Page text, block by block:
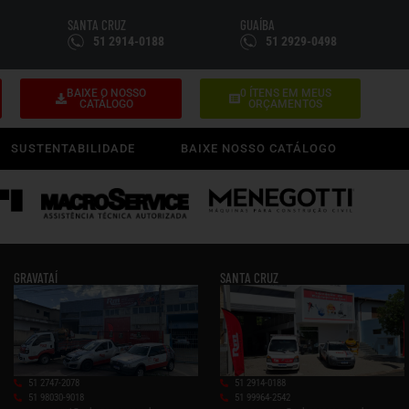
SANTA CRUZ
51 2914-0188
GUAÍBA
51 2929-0498
BAIXE O NOSSO
CATÁLOGO
0 ÍTENS EM MEUS
ORÇAMENTOS
SUSTENTABILIDADE BAIXE NOSSO CATÁLOGO
GRAVATAÍ
51 2747-2078
51 98030-9018
SANTA CRUZ
51 2914-0188
51 99964-2542